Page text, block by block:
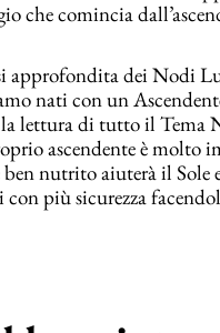
che comincia
approfondita dei Nodi
nati con un
lettura di tutto il Tema
ascendente è molto
ben nutrito aiuterà il Sole
con più sicurezza